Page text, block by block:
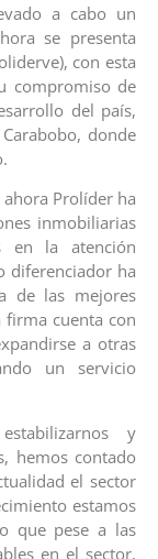
a cabo un
se presenta
con esta
compromiso de
del país,
donde
ahora Prolíder ha
inmobiliarias
en la atención
diferenciador ha
de las mejores
firma cuenta con
a otras
un servicio
y
hemos contado
el sector
estamos
que pese a las
en el sector,